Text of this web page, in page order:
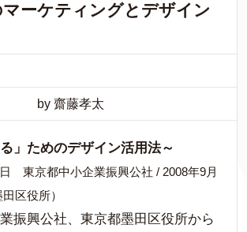
マーケティングとデザイン
by 齋藤孝太
」ためのデザイン活用法～
日 東京都中小企業振興公社 / 2008年9月
区役所）
振興公社、東京都墨田区役所から